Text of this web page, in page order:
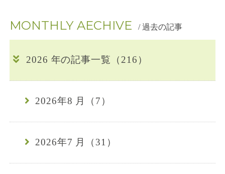
MONTHLY AECHIVE / 過去の記事
2026 年の記事一覧（216）
2026年8 月（7）
2026年7 月（31）